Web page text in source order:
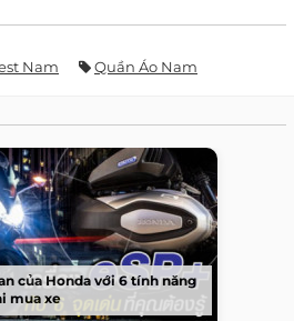
Nam Quần Áo Nam
của Honda với 6 tính năng
mua xe